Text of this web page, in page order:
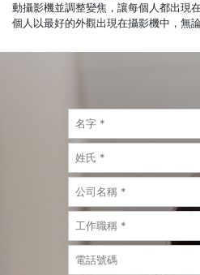
動攝影機並調整變焦，讓每個人都出現
個人以最好的外觀出現在攝影機中，無